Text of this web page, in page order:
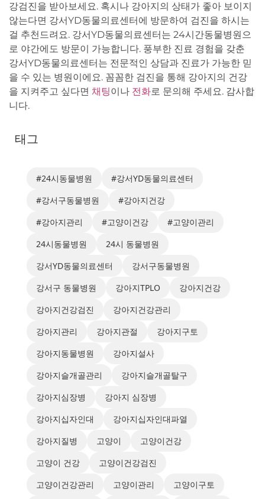
강검진을 받아보세요. 혹시나 강아지의 상태가 좋아 보이지
않는다면 강서YD동물의료센터에 방문하여 검진을 하시는
걸 추천드려요. 강서YD동물의료센터는 24시간동물병원으
로 야간에도 방문이 가능합니다. 풍부한 진료 경험을 갖춘
강서YD동물의료센터는 전문적인 상담과 진료가 가능한 믿
을 수 있는 병원이에요. 꼼꼼한 검진을 통해 강아지의 건강
을 지켜주고 싶다면 채팅이나 전화로 문의해 주세요. 감사합
니다.
태그
#24시동물병원
#강서YD동물의료센터
#강서구동물병원
#강아지건강
#강아지관리
#고양이건강
#고양이관리
24시동물병원
24시 동물병원
강서YD동물의료센터
강서구동물병원
강서구 동물병원
강아지TPLO
강아지건강
강아지건강검진
강아지건강관리
강아지관리
강아지관절
강아지구토
강아지동물병원
강아지설사
강아지슬개골관리
강아지슬개골탈구
강아지심장병
강아지 심장병
강아지십자인대
강아지십자인대파열
강아지질병
고양이
고양이건강
고양이 건강
고양이건강검진
고양이건강관리
고양이관리
고양이구토